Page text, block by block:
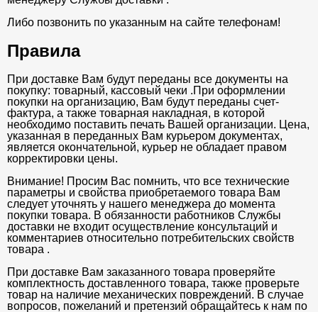
Либо позвонить по указанным на сайте телефонам!
Правила
При доставке Вам будут переданы все документы на
покупку: товарный, кассовый чеки .При оформлении
покупки на организацию, Вам будут переданы счет-
фактура, а также товарная накладная, в которой
необходимо поставить печать Вашей организации. Цена,
указанная в переданных Вам курьером документах,
является окончательной, курьер не обладает правом
корректировки цены.
Внимание! Просим Вас помнить, что все технические
параметры и свойства приобретаемого товара Вам
следует уточнять у нашего менеджера до момента
покупки товара. В обязанности работников Службы
доставки не входит осуществление консультаций и
комментариев относительно потребительских свойств
товара .
При доставке Вам заказанного товара проверяйте
комплектность доставленного товара, также проверьте
товар на наличие механических повреждений. В случае
вопросов, пожеланий и претензий обращайтесь к нам по